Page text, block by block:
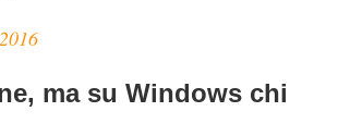
ma su Windows chi